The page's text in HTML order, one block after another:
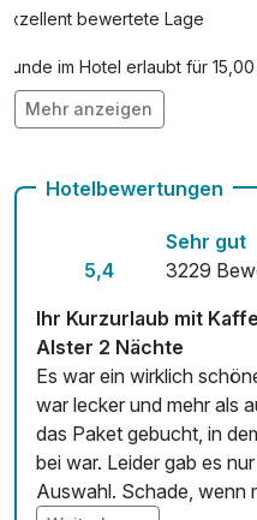
Exzellent bewertete Lage
Hunde im Hotel erlaubt für
Check-out bis 12 Uhr
Kostenloses W-LAN
Mit Hotelbar
Mehr anzeigen
Hotelbewertungen
5,4
Sehr gut
3229
Ihr Kurzurlaub mit
Alster 2 Nächte
Es war ein wirklich schöner
war lecker und mehr als
das Paket gebucht, in dem auch Kaffee und Kuchen
bei war. Leider gab es
Auswahl. Schade, wenn man genau diesen Kuchen